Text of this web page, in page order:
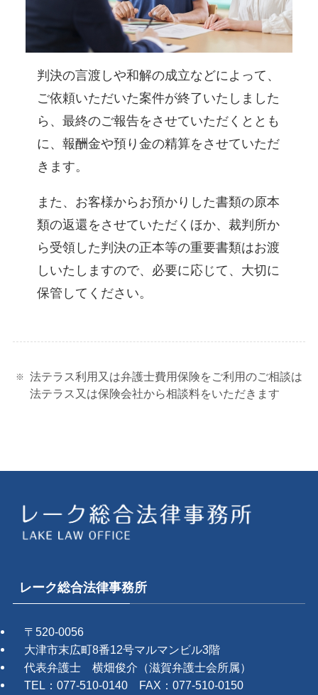
判決の言渡しや和解の成立などによって、
ご依頼いただいた案件が終了いたしました
ら、最終のご報告をさせていただくととも
に、報酬金や預り金の精算をさせていただ
きます。
また、お客様からお預かりした書類の原本
類の返還をさせていただくほか、裁判所か
ら受領した判決の正本等の重要書類はお渡
しいたしますので、必要に応じて、大切に
保管してください。
法テラス利用又は弁護士費用保険をご利用のご相談は
法テラス又は保険会社から相談料をいただきます
レーク総合法律事務所
〒520-0056
大津市末広町8番12号マルマンビル3階
代表弁護士 横畑俊介（滋賀弁護士会所属）
TEL：077-510-0140 FAX：077-510-0150